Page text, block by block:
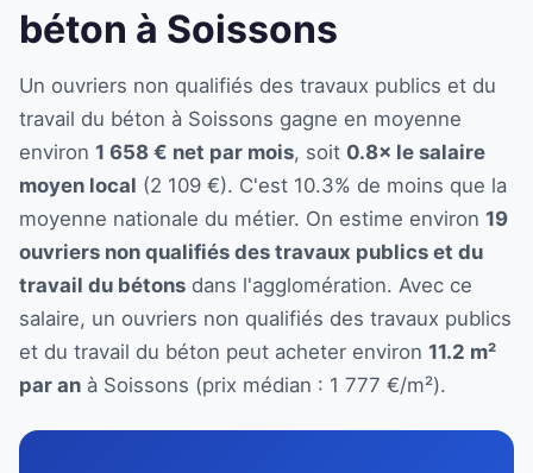
béton à Soissons
Un ouvriers non qualifiés des travaux publics et du
travail du béton à Soissons gagne en moyenne
environ 1 658 € net par mois, soit 0.8× le salaire
moyen local (2 109 €). C'est 10.3% de moins que la
moyenne nationale du métier. On estime environ 19
ouvriers non qualifiés des travaux publics et du
travail du bétons dans l'agglomération. Avec ce
salaire, un ouvriers non qualifiés des travaux publics
et du travail du béton peut acheter environ 11.2 m²
par an à Soissons (prix médian : 1 777 €/m²).